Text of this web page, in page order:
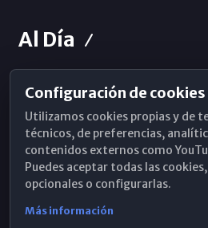
Al Día
Horarios de Misa
Hemeroteca
WhatsApp
Configuración de cookies
Utilizamos cookies propias y de
técnicos, de preferencias,
contenidos externos como
Puedes aceptar todas las
opcionales o configurarlas.
Más información